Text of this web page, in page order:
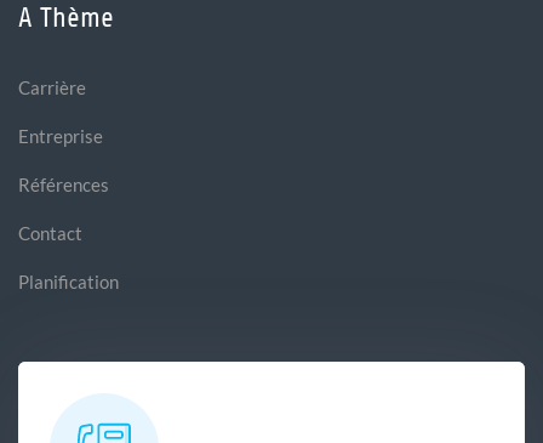
A Thème
Carrière
Entreprise
Références
Contact
Planification